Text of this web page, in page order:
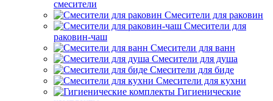
смесители
Смесители для раковин
Смесители для
раковин-чаш
Смесители для ванн
Смесители для душа
Смесители для биде
Смесители для кухни
Гигиенические